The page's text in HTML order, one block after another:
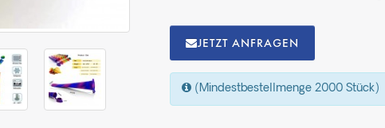
JETZT ANFRAGEN
(Mindestbestellmenge 2000 Stück)